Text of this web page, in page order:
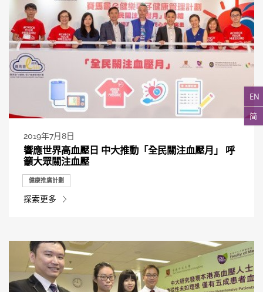
EN
简
2019年7月8日
響應世界高血壓日 中大推動「全民關注血壓月」 呼
籲大眾關注血壓
健康推廣計劃
探索更多